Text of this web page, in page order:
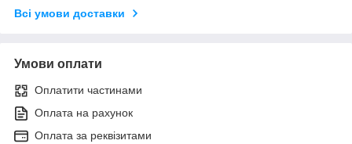
Всі умови доставки
Умови оплати
Оплатити частинами
Оплата на рахунок
Оплата за реквізитами